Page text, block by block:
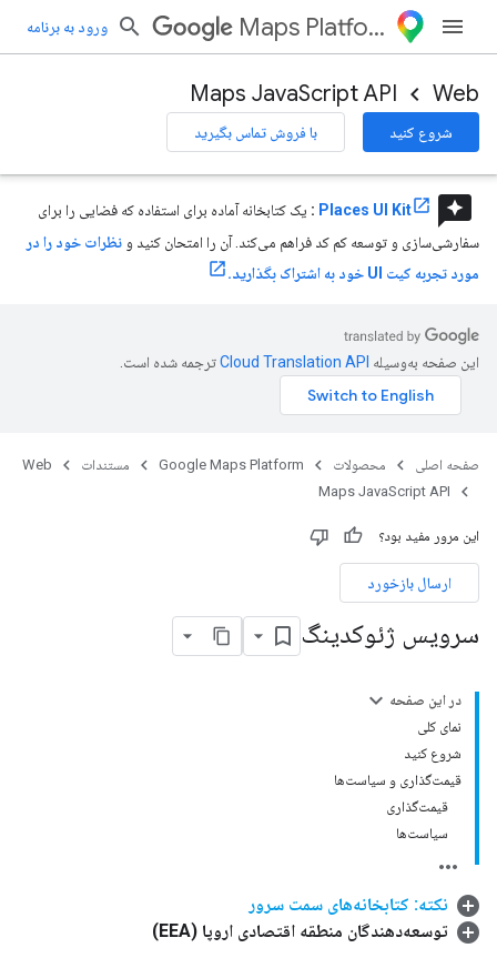
Maps Platform ورود به برنامه
Web
Maps JavaScript API
شروع کنید با فروش تماس بگیرید
reviews
Places UI Kit
: یک کتابخانه آماده برای استفاده که فضایی را برای
سفارشی‌سازی و توسعه کم کد فراهم می‌کند. آن را امتحان کنید و نظرات خود را در
مورد تجربه کیت UI خود به اشتراک بگذارید.
این صفحه به‌وسیله ترجمه شده است.
صفحه اصلی محصولات Google Maps Platform مستندات
Web
Maps JavaScript API
این مرور مفید بود؟
ارسال بازخورد
سرویس ژئوکدینگ
در این صفحه
نمای کلی
شروع کنید
قیمت‌گذاری و سیاست‌ها
قیمت‌گذاری
سیاست‌ها
نکته: کتابخانه‌های سمت سرور
توسعه‌دهندگان منطقه اقتصادی اروپا (EEA)